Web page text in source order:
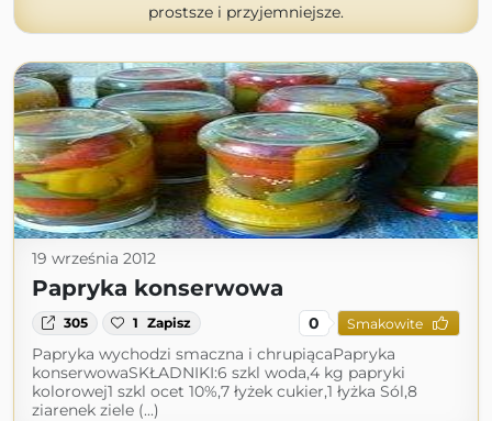
prostsze i przyjemniejsze.
19 września 2012
Papryka konserwowa
305 1 Zapisz 0 Smakowite
Papryka wychodzi smaczna i chrupiącaPapryka
konserwowaSKŁADNIKI:6 szkl woda,4 kg papryki
kolorowej1 szkl ocet 10%,7 łyżek cukier,1 łyżka Sól,8
ziarenek ziele (...)